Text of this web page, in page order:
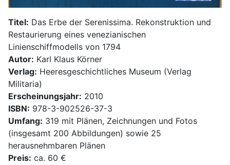
Titel: Das Erbe der Serenissima. Rekonstruktion und
Restaurierung eines venezianischen
Linienschiffmodells von 1794
Autor: Karl Klaus Körner
Verlag: Heeresgeschichtliches Museum (Verlag
Militaria)
Erscheinungsjahr: 2010
ISBN: 978-3-902526-37-3
Umfang: 319 mit Plänen, Zeichnungen und Fotos
(insgesamt 200 Abbildungen) sowie 25
herausnehmbaren Plänen
Preis: ca. 60 €